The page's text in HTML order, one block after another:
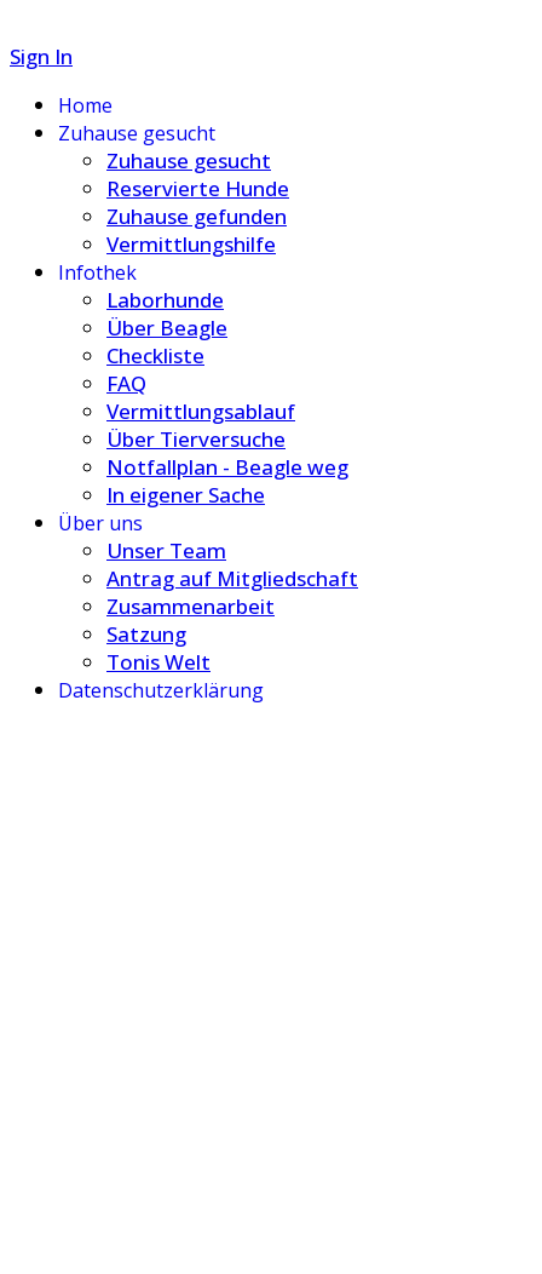
Sign In
Home
Zuhause gesucht
Zuhause gesucht
Reservierte Hunde
Zuhause gefunden
Vermittlungshilfe
Infothek
Laborhunde
Über Beagle
Checkliste
FAQ
Vermittlungsablauf
Über Tierversuche
Notfallplan - Beagle weg
In eigener Sache
Über uns
Unser Team
Antrag auf Mitgliedschaft
Zusammenarbeit
Satzung
Tonis Welt
Datenschutzerklärung